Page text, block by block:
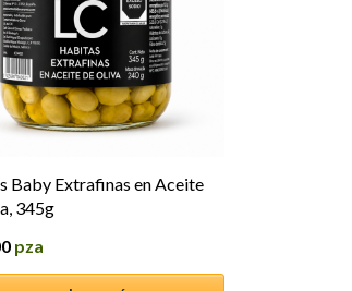
Baby Extrafinas en Aceite
345g
pza